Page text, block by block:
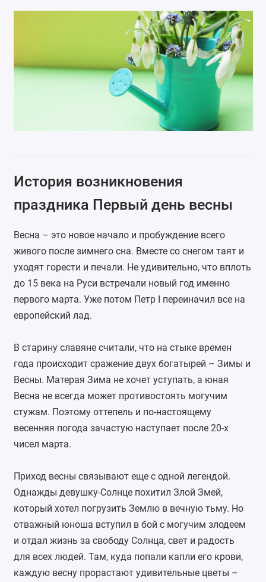
История возникновения
праздника Первый день весны
Весна – это новое начало и пробуждение всего
живого после зимнего сна. Вместе со снегом таят и
уходят горести и печали. Не удивительно, что вплоть
до 15 века на Руси встречали новый год именно
первого марта. Уже потом Петр I переиначил все на
европейский лад.
В старину славяне считали, что на стыке времен
года происходит сражение двух богатырей – Зимы и
Весны. Матерая Зима не хочет уступать, а юная
Весна не всегда может противостоять могучим
стужам. Поэтому оттепель и по-настоящему
весенняя погода зачастую наступает после 20-х
чисел марта.
Приход весны связывают еще с одной легендой.
Однажды девушку-Солнце похитил Злой Змей,
который хотел погрузить Землю в вечную тьму. Но
отважный юноша вступил в бой с могучим злодеем
и отдал жизнь за свободу Солнца, свет и радость
для всех людей. Там, куда попали капли его крови,
каждую весну прорастают удивительные цветы –